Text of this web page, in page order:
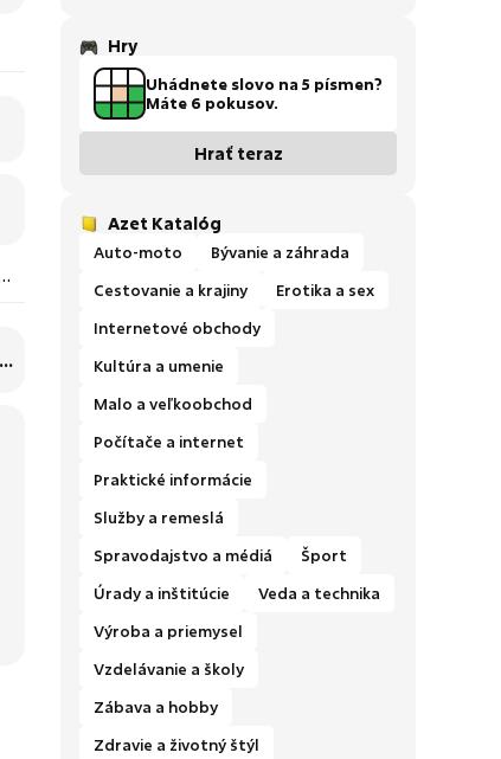
Hry
Uhádnete slovo na 5 písmen?
Máte 6 pokusov.
Hrať teraz
Azet Katalóg
Auto-moto
Bývanie a záhrada
Cestovanie a krajiny
Erotika a sex
Internetové obchody
Kultúra a umenie
Malo a veľkoobchod
Počítače a internet
Praktické informácie
Služby a remeslá
Spravodajstvo a médiá
Šport
Úrady a inštitúcie
Veda a technika
Výroba a priemysel
Vzdelávanie a školy
Zábava a hobby
Zdravie a životný štýl